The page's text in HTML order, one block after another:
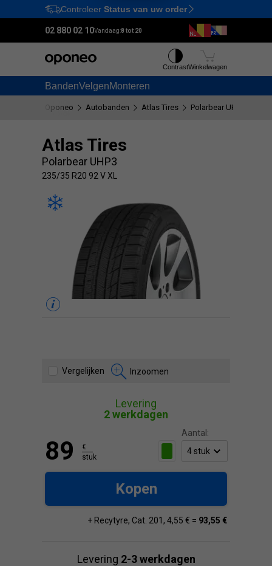
Ctrl M
Controleer Status van uw order
02 880 02 10Vandaag:8 tot 20
BandenVelgenMonteren
ContrastWinkelwagen
Oponeo Autobanden Atlas Tires Polarbear UHP3
Atlas Tires
Polarbear UHP3
235/35 R20 92 V XL
Vergelijken Inzoomen
Levering
2 werkdagen
Aantal:
89
€
stuk
Kopen
+ Recytyre, Cat. 201, 4,55 € = 93,55 €
Levering 2-3 werkdagen